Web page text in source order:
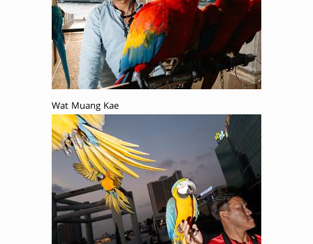
Wat Muang Kae